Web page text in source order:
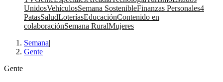
UnidosVehículosSemana SostenibleFinanzas Personales4
PatasSaludLoteríasEducaciónContenido en
colaboraciónSemana RuralMujeres
Semana|
Gente
Gente